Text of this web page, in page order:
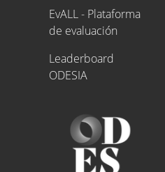
EvALL - Plataforma
de evaluación
Leaderboard
ODESIA